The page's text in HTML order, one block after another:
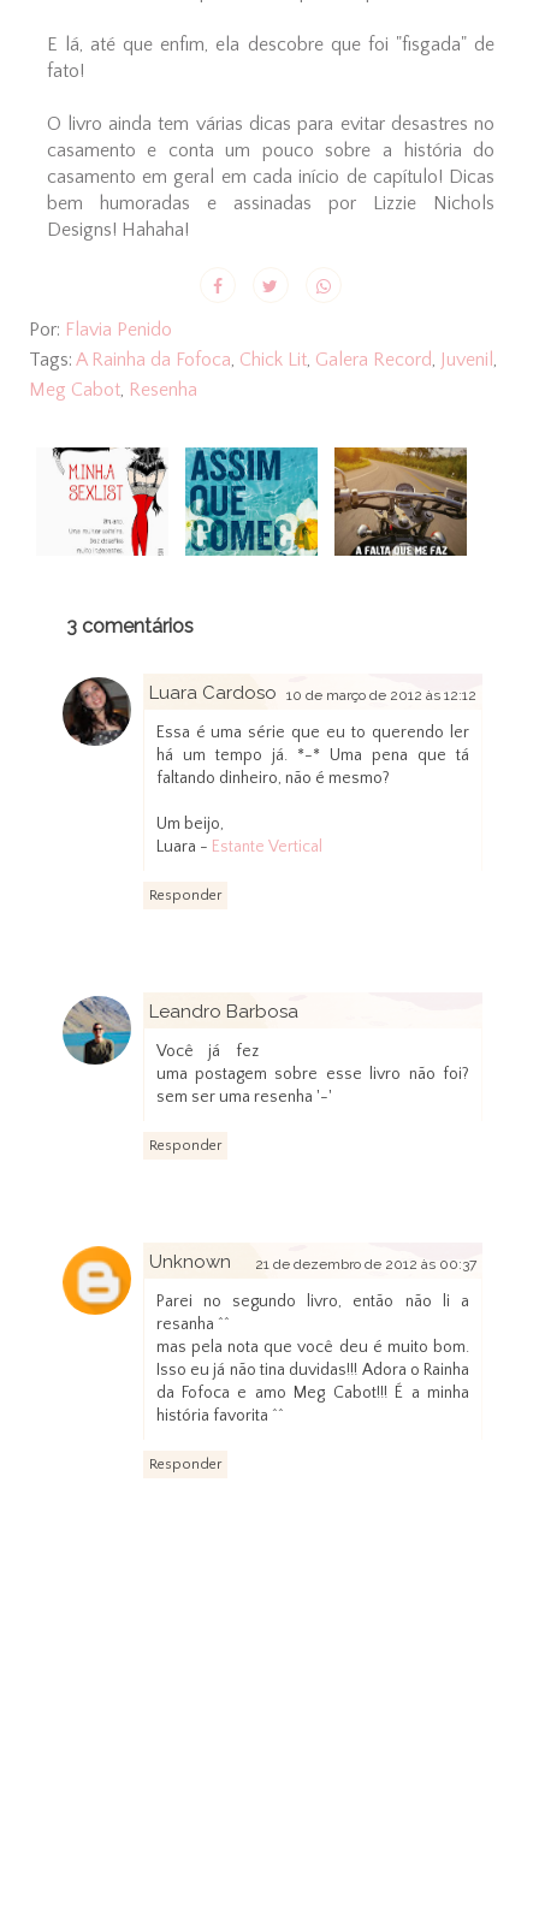
E lá, até que enfim, ela descobre que foi "fisgada" de
fato!
O livro ainda tem várias dicas para evitar desastres no
casamento e conta um pouco sobre a história do
casamento em geral em cada início de capítulo! Dicas
bem humoradas e assinadas por Lizzie Nichols
Designs! Hahaha!
Por: Flavia Penido
Tags: A Rainha da Fofoca, Chick Lit, Galera Record, Juvenil ,
Meg Cabot, Resenha
3 comentários
Luara Cardoso 10 de março de 2012 às 12:12
Essa é uma série que eu to querendo ler
há um tempo já. *-* Uma pena que tá
faltando dinheiro, não é mesmo?
Um beijo,
Luara - Estante Vertical
Responder
Leandro Barbosa
Você já fez
uma postagem sobre esse livro não foi?
sem ser uma resenha '-'
Responder
Unknown 21 de dezembro de 2012 às 00:37
Parei no segundo livro, então não li a
resanha ^^
mas pela nota que você deu é muito bom.
Isso eu já não tina duvidas!!! Adora o Rainha
da Fofoca e amo Meg Cabot!!! É a minha
história favorita ^^
Responder